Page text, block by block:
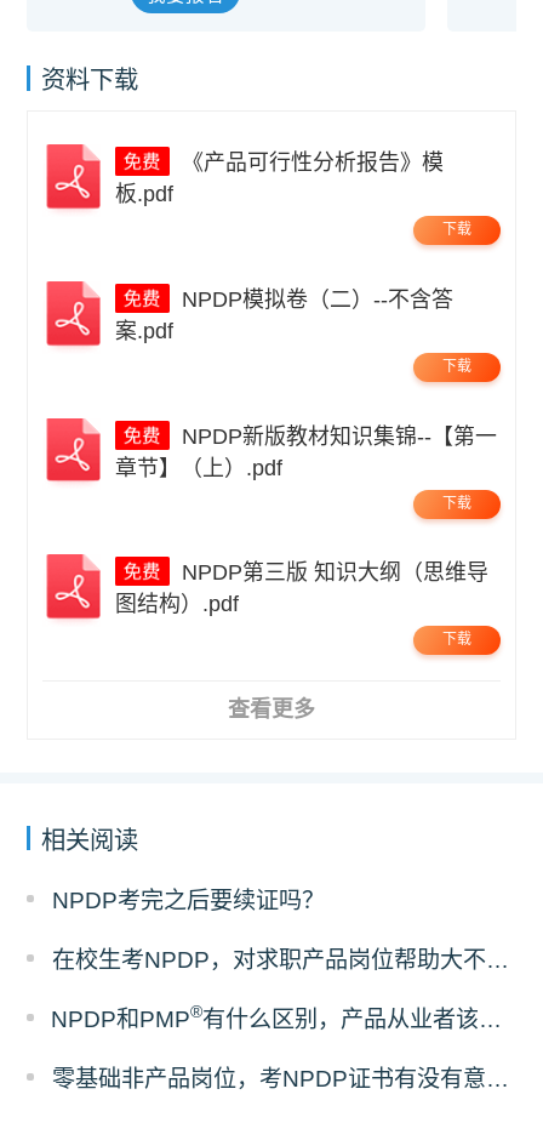
资料下载
板.pdf
下载
案.pdf
下载
章节】（上）.pdf
下载
图结构）.pdf
下载
查看更多
相关阅读
NPDP考完之后要续证吗？
在校生考NPDP，对求职产品岗位帮助大不大？
NPDP和PMP®有什么区别，产品从业者该怎么选证？
零基础非产品岗位，考NPDP证书有没有意义？